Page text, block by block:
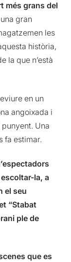
més grans del
gran
les
història,
la que n’està
en un
angoixada i
Una
fa estimar.
la, a
el seu
“Stabat
ple de
que es